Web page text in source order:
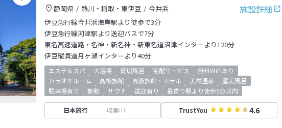
施設詳細
静岡県 熱川・稲取・東伊豆
今井浜
伊豆急行線今井浜海岸駅より徒歩で3分
伊豆急行線河津駅より送迎バスで7分
東名高速道路・名神・新名神・新東名道沼津インターより120分
伊豆縦貫道月ヶ瀬インターより40分
エステ＆スパ 大浴場 貸切風呂 宅配サービス
無料WiFiあり
カラオケルーム
高級旅館 高級旅館・ホテル 天然温泉
露天風呂
駐車場有り
旅館 サウナ 送迎有り 最寄り駅より徒歩5分以内
日本旅行 収集中 TrustYou 4.6